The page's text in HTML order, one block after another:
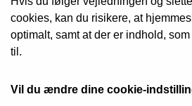
cookies, kan du risikere, at
optimalt, samt at der er indhold,
til.
Vil du ændre dine cookie-